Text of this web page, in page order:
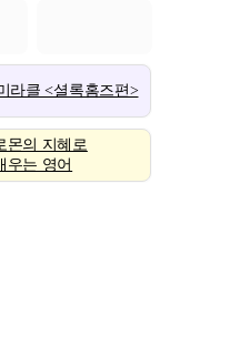
라클 <셜록홈즈편>
몬의 지혜로
우는 영어